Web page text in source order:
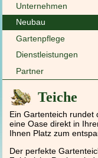
Unternehmen
Neubau
Gartenpflege
Dienstleistungen
Partner
Teiche
Ein Gartenteich rundet
eine Oase direkt in
Ihnen Platz zum
Der perfekte